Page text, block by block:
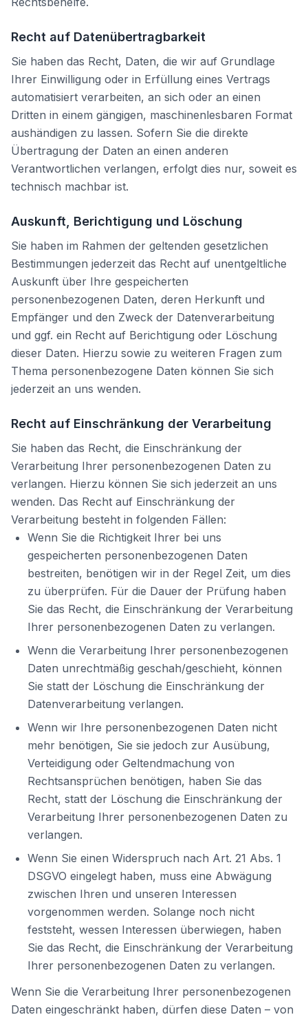
Recht auf Datenübertragbarkeit
Sie haben das Recht, Daten, die wir auf Grundlage
Ihrer Einwilligung oder in Erfüllung eines Vertrags
automatisiert verarbeiten, an sich oder an einen
Dritten in einem gängigen, maschinenlesbaren Format
aushändigen zu lassen. Sofern Sie die direkte
Übertragung der Daten an einen anderen
Verantwortlichen verlangen, erfolgt dies nur, soweit es
technisch machbar ist.
Auskunft, Berichtigung und Löschung
Sie haben im Rahmen der geltenden gesetzlichen
Bestimmungen jederzeit das Recht auf unentgeltliche
Auskunft über Ihre gespeicherten
personenbezogenen Daten, deren Herkunft und
Empfänger und den Zweck der Datenverarbeitung
und ggf. ein Recht auf Berichtigung oder Löschung
dieser Daten. Hierzu sowie zu weiteren Fragen zum
Thema personenbezogene Daten können Sie sich
jederzeit an uns wenden.
Recht auf Einschränkung der Verarbeitung
Sie haben das Recht, die Einschränkung der
Verarbeitung Ihrer personenbezogenen Daten zu
verlangen. Hierzu können Sie sich jederzeit an uns
wenden. Das Recht auf Einschränkung der
Verarbeitung besteht in folgenden Fällen:
Wenn Sie die Richtigkeit Ihrer bei uns
gespeicherten personenbezogenen Daten
bestreiten, benötigen wir in der Regel Zeit, um dies
zu überprüfen. Für die Dauer der Prüfung haben
Sie das Recht, die Einschränkung der Verarbeitung
Ihrer personenbezogenen Daten zu verlangen.
Wenn die Verarbeitung Ihrer personenbezogenen
Daten unrechtmäßig geschah/geschieht, können
Sie statt der Löschung die Einschränkung der
Datenverarbeitung verlangen.
Wenn wir Ihre personenbezogenen Daten nicht
mehr benötigen, Sie sie jedoch zur Ausübung,
Verteidigung oder Geltendmachung von
Rechtsansprüchen benötigen, haben Sie das
Recht, statt der Löschung die Einschränkung der
Verarbeitung Ihrer personenbezogenen Daten zu
verlangen.
Wenn Sie einen Widerspruch nach Art. 21 Abs. 1
DSGVO eingelegt haben, muss eine Abwägung
zwischen Ihren und unseren Interessen
vorgenommen werden. Solange noch nicht
feststeht, wessen Interessen überwiegen, haben
Sie das Recht, die Einschränkung der Verarbeitung
Ihrer personenbezogenen Daten zu verlangen.
Wenn Sie die Verarbeitung Ihrer personenbezogenen
Daten eingeschränkt haben, dürfen diese Daten – von